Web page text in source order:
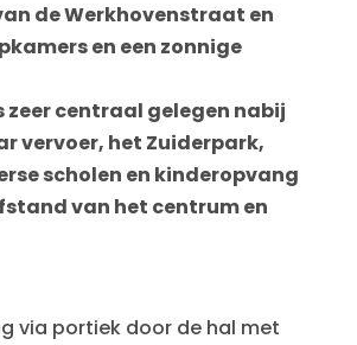
de Werkhovenstraat en
en een zonnige
zeer centraal gelegen nabij
vervoer, het Zuiderpark,
scholen en kinderopvang
van het centrum en
via portiek door de hal met